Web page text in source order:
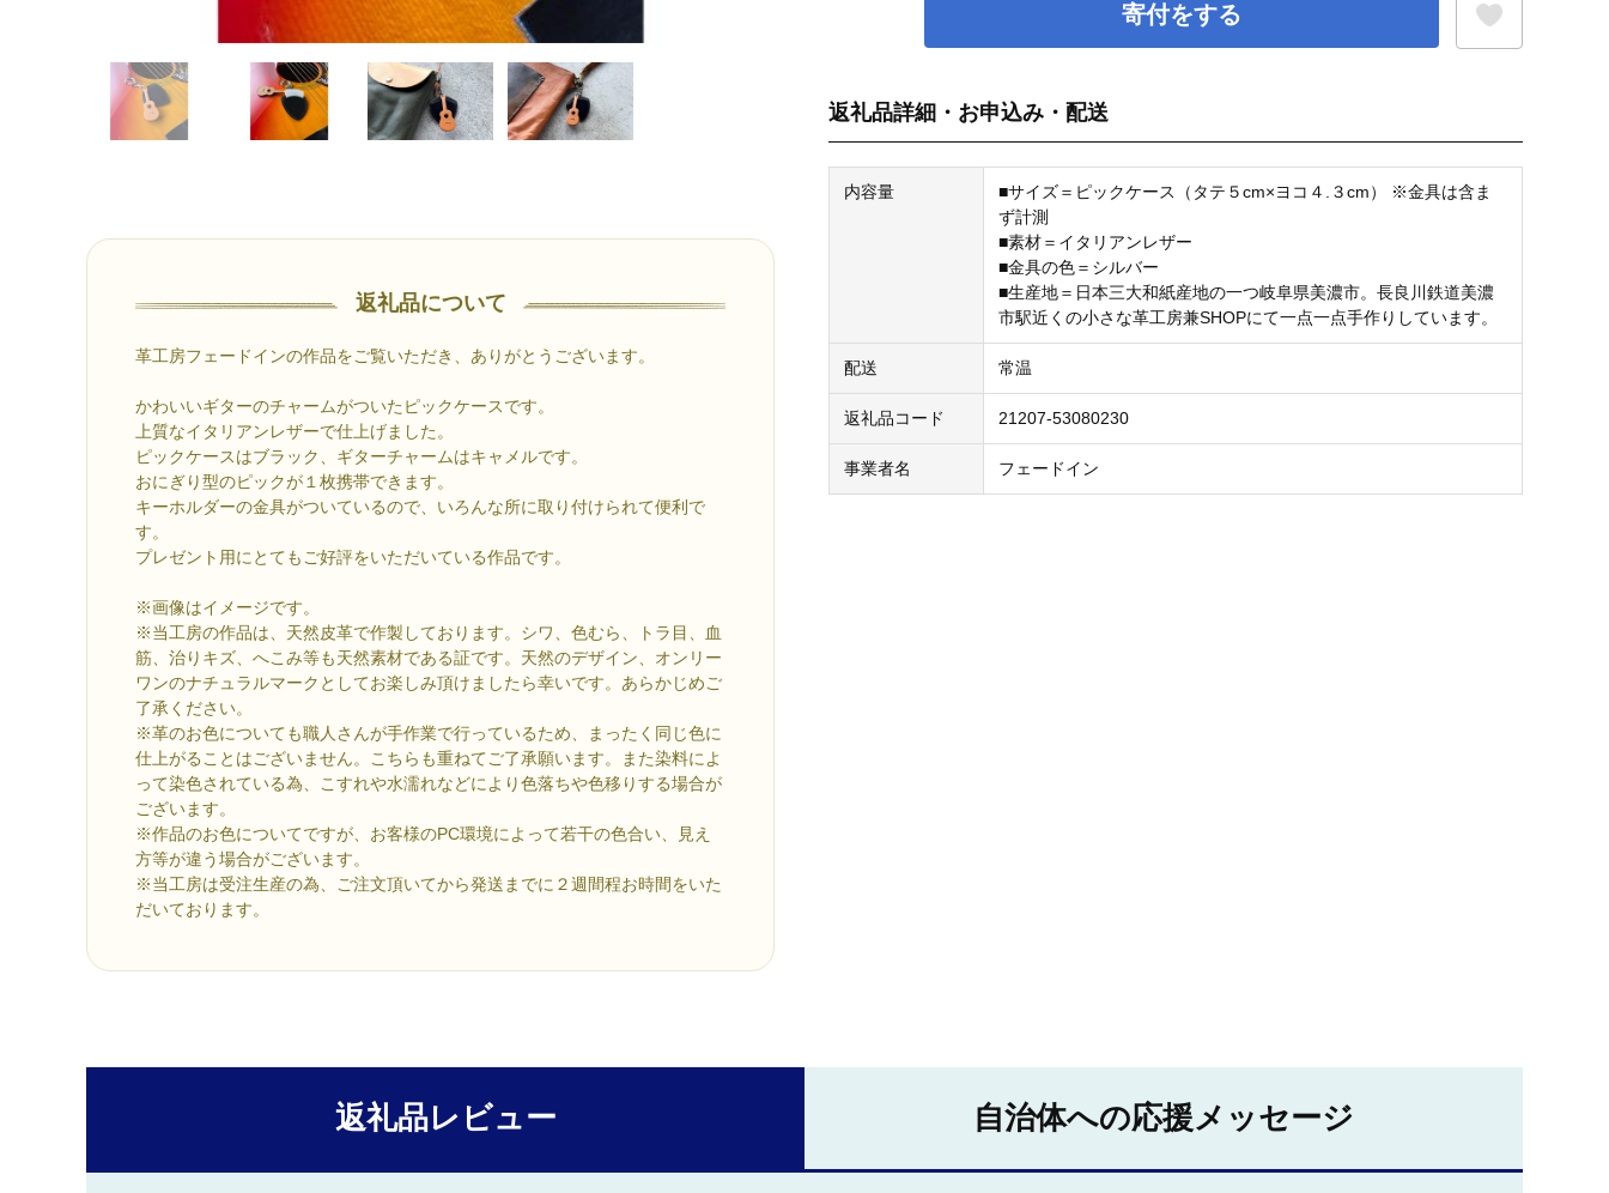
返礼品について
革工房フェードインの作品をご覧いただき、ありがとうございます。
かわいいギターのチャームがついたピックケースです。
上質なイタリアンレザーで仕上げました。
ピックケースはブラック、ギターチャームはキャメルです。
おにぎり型のピックが１枚携帯できます。
キーホルダーの金具がついているので、いろんな所に取り付けられて便利で
す。
プレゼント用にとてもご好評をいただいている作品です。
※画像はイメージです。
※当工房の作品は、天然皮革で作製しております。シワ、色むら、トラ目、血
筋、治りキズ、へこみ等も天然素材である証です。天然のデザイン、オンリー
ワンのナチュラルマークとしてお楽しみ頂けましたら幸いです。あらかじめご
了承ください。
※革のお色についても職人さんが手作業で行っているため、まったく同じ色に
仕上がることはございません。こちらも重ねてご了承願います。また染料によ
って染色されている為、こすれや水濡れなどにより色落ちや色移りする場合が
ございます。
※作品のお色についてですが、お客様のPC環境によって若干の色合い、見え
方等が違う場合がございます。
※当工房は受注生産の為、ご注文頂いてから発送までに２週間程お時間をいた
だいております。
寄付をする
返礼品詳細・お申込み・配送
内容量
■サイズ＝ピックケース（タテ５cm×ヨコ４.３cm） ※金具は含ま
ず計測
■素材＝イタリアンレザー
■金具の色＝シルバー
■生産地＝日本三大和紙産地の一つ岐阜県美濃市。長良川鉄道美濃
市駅近くの小さな革工房兼SHOPにて一点一点手作りしています。
配送 常温
返礼品コード 21207-53080230
事業者名 フェードイン
返礼品レビュー 自治体への応援メッセージ